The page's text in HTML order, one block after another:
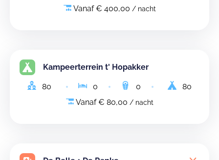
Vanaf € 400,00 / nacht
Kampeerterrein t' Hopakker
80 0 0
80
Vanaf € 80,00 / nacht